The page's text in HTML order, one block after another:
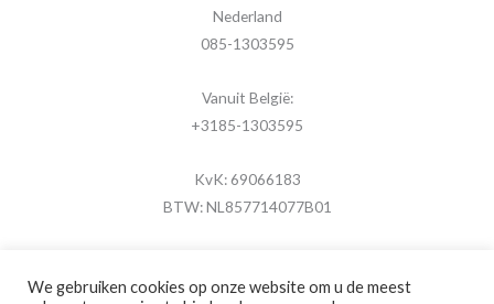
Nederland
085-1303595
Vanuit België:
+3185-1303595
KvK: 69066183
BTW: NL857714077B01
We gebruiken cookies op onze website om u de meest